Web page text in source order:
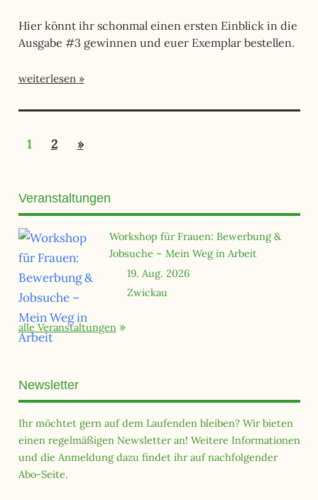
Hier könnt ihr schonmal einen ersten Einblick in die
Ausgabe #3 gewinnen und euer Exemplar bestellen.
weiterlesen
Seitennummerierung
1 2
Nächste
»
Veranstaltungen
Workshop für Frauen: Bewerbung &
Jobsuche – Mein Weg in Arbeit
19. Aug. 2026
Zwickau
alle Veranstaltungen
Newsletter
Ihr möchtet gern auf dem Laufenden bleiben? Wir bieten
einen regelmäßigen Newsletter an! Weitere Informationen
und die Anmeldung dazu findet ihr auf nachfolgender
Abo-Seite.